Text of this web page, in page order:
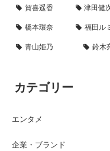
賀喜遥香
津田健
橋本環奈
福田ル
青山姫乃
鈴木
カテゴリー
エンタメ
企業・ブランド